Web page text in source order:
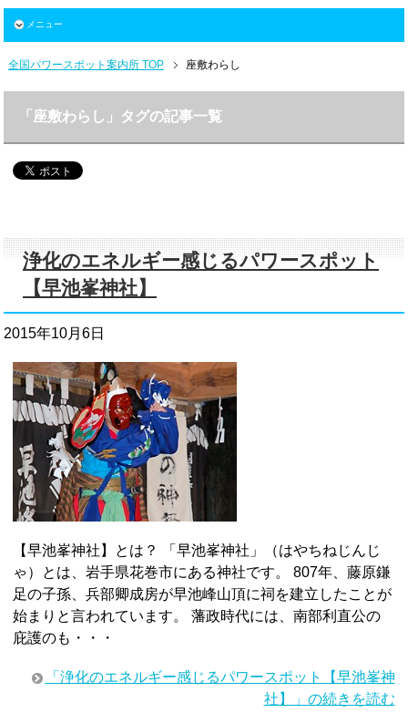
メニュー
全国パワースポット案内所 TOP 座敷わらし
「座敷わらし」タグの記事一覧
浄化のエネルギー感じるパワースポット
【早池峯神社】
2015年10月6日
【早池峯神社】とは？ 「早池峯神社」（はやちねじんじ
ゃ）とは、岩手県花巻市にある神社です。 807年、藤原鎌
足の子孫、兵部卿成房が早池峰山頂に祠を建立したことが
始まりと言われています。 藩政時代には、南部利直公の
庇護のも・・・
「浄化のエネルギー感じるパワースポット【早池峯神
社】」の続きを読む